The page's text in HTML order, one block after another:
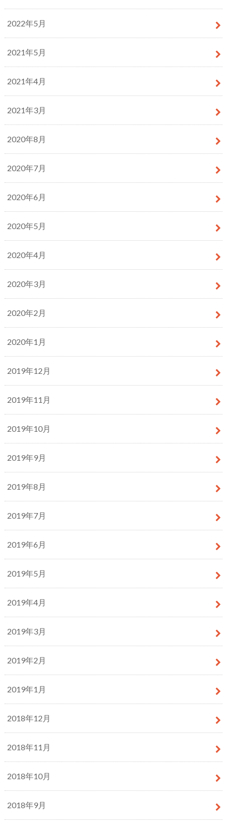
2022年5月
2021年5月
2021年4月
2021年3月
2020年8月
2020年7月
2020年6月
2020年5月
2020年4月
2020年3月
2020年2月
2020年1月
2019年12月
2019年11月
2019年10月
2019年9月
2019年8月
2019年7月
2019年6月
2019年5月
2019年4月
2019年3月
2019年2月
2019年1月
2018年12月
2018年11月
2018年10月
2018年9月